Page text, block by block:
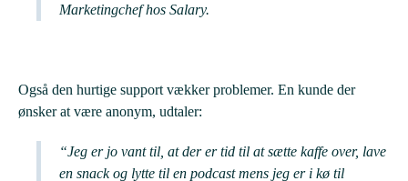
Marketingchef hos Salary.
Også den hurtige support vækker problemer. En kunde der
ønsker at være anonym, udtaler:
“Jeg er jo vant til, at der er tid til at sætte kaffe over, lave
en snack og lytte til en podcast mens jeg er i kø til